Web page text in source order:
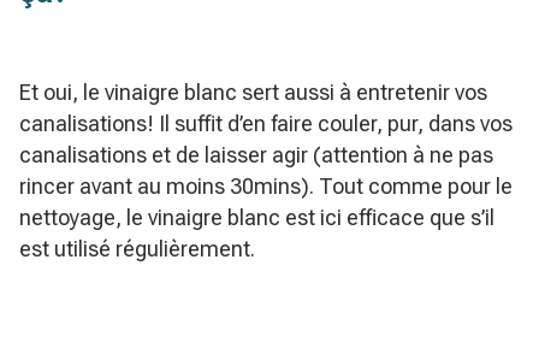
Et oui, le vinaigre blanc sert aussi à entretenir vos
canalisations! Il suffit d’en faire couler, pur, dans vos
canalisations et de laisser agir (attention à ne pas
rincer avant au moins 30mins). Tout comme pour le
nettoyage, le vinaigre blanc est ici efficace que s’il
est utilisé régulièrement.